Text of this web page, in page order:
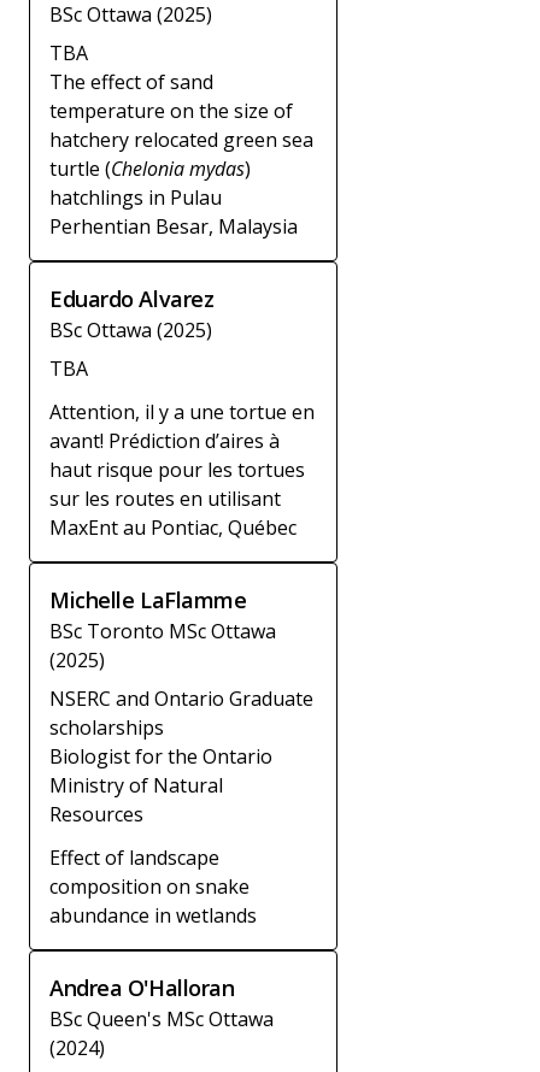
BSc Ottawa (2025)
TBA
The effect of sand
temperature on the size of
hatchery relocated green sea
turtle (Chelonia mydas)
hatchlings in Pulau
Perhentian Besar, Malaysia
Eduardo Alvarez
BSc Ottawa (2025)
TBA
Attention, il y a une tortue en
avant! Prédiction d’aires à
haut risque pour les tortues
sur les routes en utilisant
MaxEnt au Pontiac, Québec
Michelle LaFlamme
BSc Toronto MSc Ottawa
(2025)
NSERC and Ontario Graduate
scholarships
Biologist for the Ontario
Ministry of Natural
Resources
Effect of landscape
composition on snake
abundance in wetlands
Andrea O'Halloran
BSc Queen's MSc Ottawa
(2024)